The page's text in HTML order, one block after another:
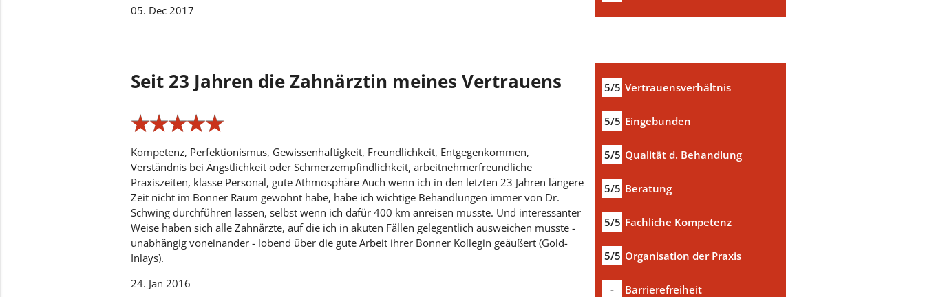
05. Dec 2017
5/5 Vertrauensverhältnis
5/5 Eingebunden
5/5 Qualität d. Behandlung
5/5 Beratung
5/5 Fachliche Kompetenz
5/5 Organisation der Praxis
- Barrierefreiheit
Seit 23 Jahren die Zahnärztin meines Vertrauens
★★★★★
★★★★★
Kompetenz, Perfektionismus, Gewissenhaftigkeit, Freundlichkeit, Entgegenkommen,
Verständnis bei Ängstlichkeit oder Schmerzempfindlichkeit, arbeitnehmerfreundliche
Praxiszeiten, klasse Personal, gute Athmosphäre Auch wenn ich in den letzten 23 Jahren längere
Zeit nicht im Bonner Raum gewohnt habe, habe ich wichtige Behandlungen immer von Dr.
Schwing durchführen lassen, selbst wenn ich dafür 400 km anreisen musste. Und interessanter
Weise haben sich alle Zahnärzte, auf die ich in akuten Fällen gelegentlich ausweichen musste -
unabhängig voneinander - lobend über die gute Arbeit ihrer Bonner Kollegin geäußert (Gold-
Inlays).
24. Jan 2016